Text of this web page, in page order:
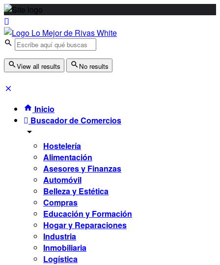
View all results No results
Inicio
Buscador de Comercios
Hostelería
Alimentación
Asesores y Finanzas
Automóvil
Belleza y Estética
Compras
Educación y Formación
Hogar y Reparaciones
Industria
Inmobiliaria
Logística